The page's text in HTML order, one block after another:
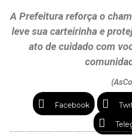
A Prefeitura reforça o
leve sua carteirinha e
ato de cuidado com
Facebook